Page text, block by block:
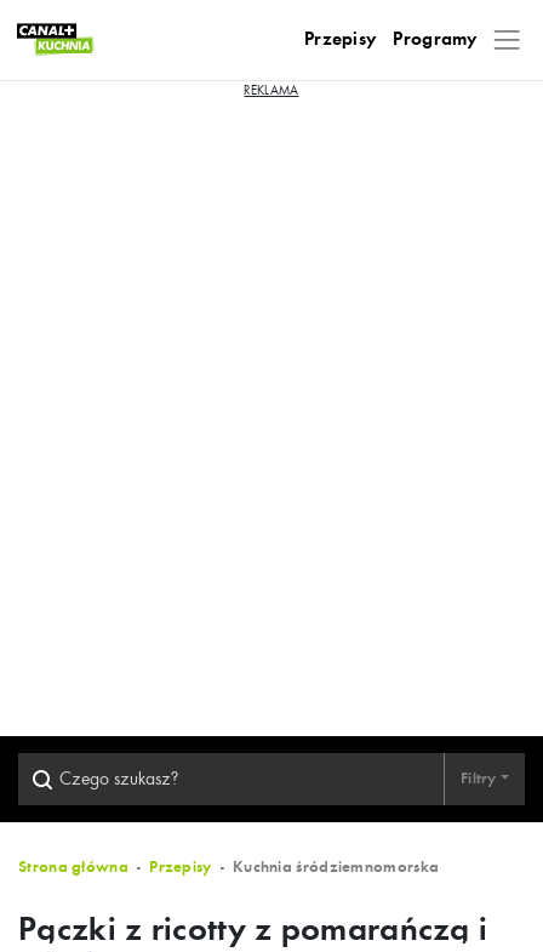
Przepisy Programy
Filtry
Strona główna Przepisy Kuchnia śródziemnomorska
Pączki z ricotty z pomarańczą i